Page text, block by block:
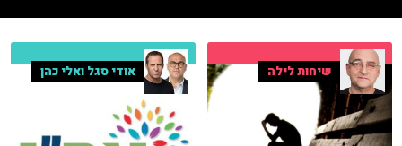
שיחות לילה אודי סגל ואלי כהן